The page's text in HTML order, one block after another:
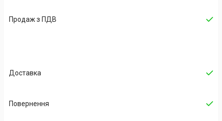
Продаж з ПДВ
Доставка
Повернення